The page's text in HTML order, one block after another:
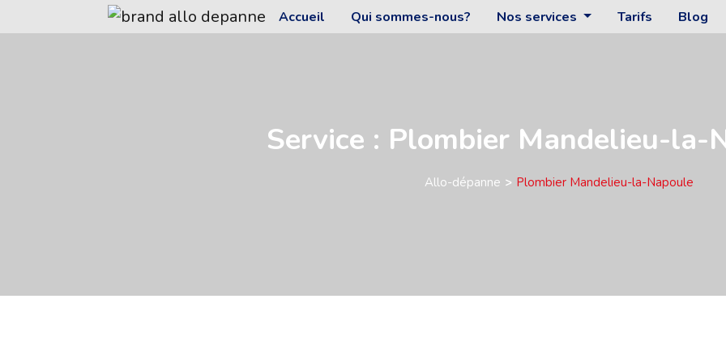
Accueil Qui sommes-nous? Nos services Tarifs Blog
Service : Plombier Mandelieu-la-
Allo-dépanne Plombier Mandelieu-la-Napoule